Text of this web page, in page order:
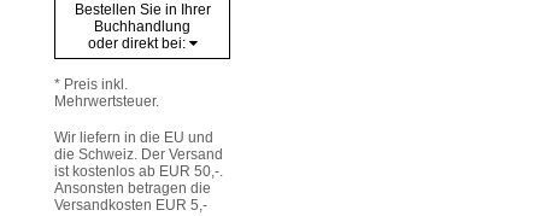
Bestellen Sie in Ihrer
Buchhandlung
oder direkt bei:
* Preis inkl.
Mehrwertsteuer.
Wir liefern in die EU und
die Schweiz. Der Versand
ist kostenlos ab EUR 50,-.
Ansonsten betragen die
Versandkosten EUR 5,-